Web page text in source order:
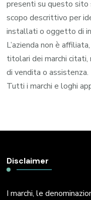
presenti su questo
scopo descrittivo per
installati o oggetto di
L’azienda non è
titolari dei marchi
di vendita o assistenza.
Tutti i marchi e loghi
Disclaimer
I marchi, le